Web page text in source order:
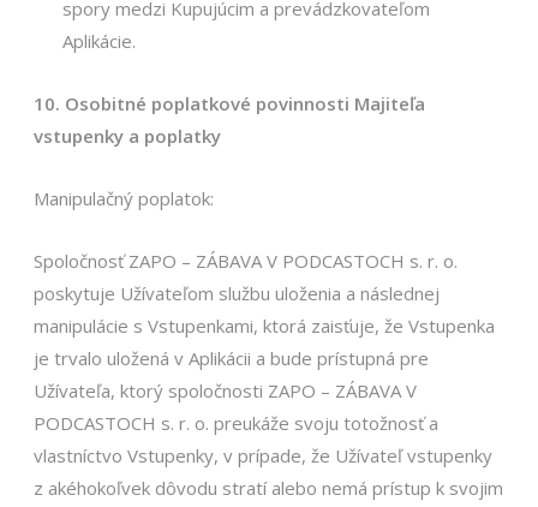
spory medzi Kupujúcim a prevádzkovateľom
Aplikácie.
10. Osobitné poplatkové povinnosti Majiteľa
vstupenky a poplatky
Manipulačný poplatok:
Spoločnosť ZAPO – ZÁBAVA V PODCASTOCH s. r. o.
poskytuje Užívateľom službu uloženia a následnej
manipulácie s Vstupenkami, ktorá zaisťuje, že Vstupenka
je trvalo uložená v Aplikácii a bude prístupná pre
Užívateľa, ktorý spoločnosti ZAPO – ZÁBAVA V
PODCASTOCH s. r. o. preukáže svoju totožnosť a
vlastníctvo Vstupenky, v prípade, že Užívateľ vstupenky
z akéhokoľvek dôvodu stratí alebo nemá prístup k svojim